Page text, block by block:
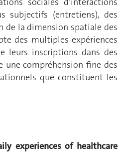
subjectifs (entretiens), des
de la dimension spatiale des
des multiples expériences
leurs inscriptions dans des
une compréhension fine des
que constituent les
experiences of healthcare